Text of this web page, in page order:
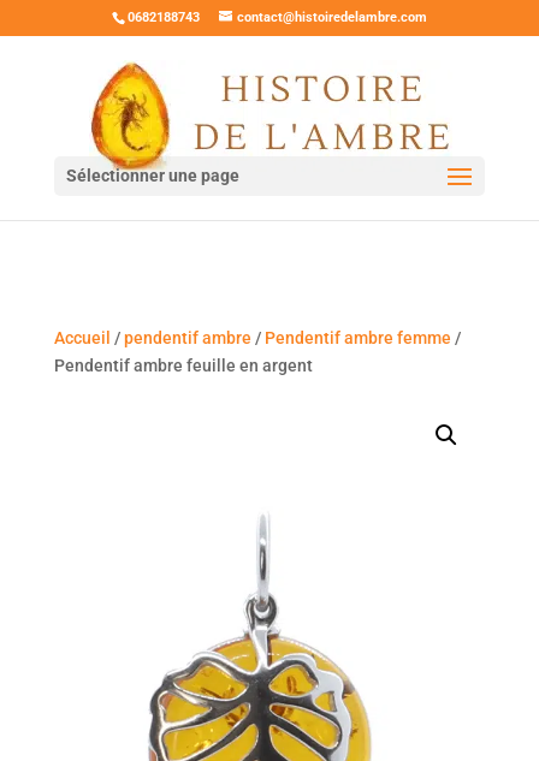
0682188743 contact@histoiredelambre.com
Sélectionner une page
Accueil /pendentif ambre / Pendentif ambre femme /
Pendentif ambre feuille en argent